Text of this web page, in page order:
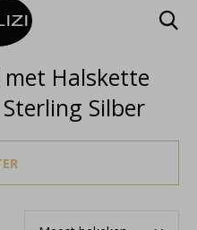
Halskette
Silber